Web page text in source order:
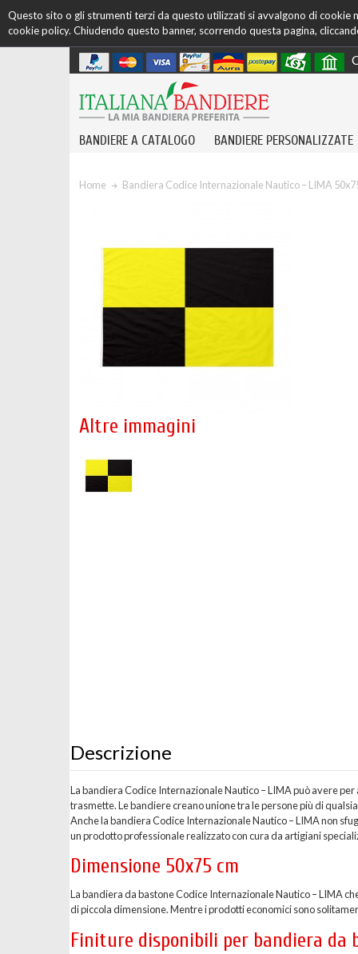
Questo sito o gli strumenti terzi da questo utilizzati si avvalgono di cookie
cookie policy. Chiudendo questo banner, scorrendo questa pagina,
BANDIERE A CATALOGO BANDIERE PERSONALIZZATE
Home Bandiera Codice Internazionale Nautico – LIMA
Altre immagini
Descrizione
La bandiera Codice Internazionale Nautico – LIMA può avere
trasmette. Le bandiere creano unione tra le persone più di
Anche la bandiera Codice Internazionale Nautico – LIMA non
un prodotto professionale realizzato con cura da artigiani
Dimensione 50x75 cm
La bandiera da bastone Codice Internazionale Nautico – LIMA
di piccola dimensione. Mentre i prodotti economici sono
Finiture disponibili per bandiera da